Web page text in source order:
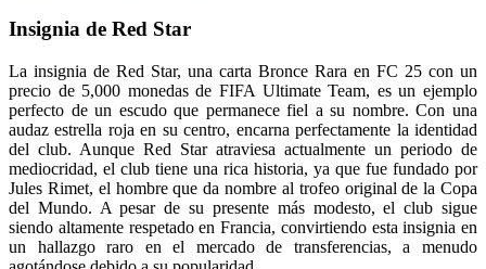
Insignia de Red Star
La insignia de Red Star, una carta Bronce Rara en FC 25 con un
precio de 5,000 monedas de FIFA Ultimate Team, es un ejemplo
perfecto de un escudo que permanece fiel a su nombre. Con una
audaz estrella roja en su centro, encarna perfectamente la identidad
del club. Aunque Red Star atraviesa actualmente un periodo de
mediocridad, el club tiene una rica historia, ya que fue fundado por
Jules Rimet, el hombre que da nombre al trofeo original de la Copa
del Mundo. A pesar de su presente más modesto, el club sigue
siendo altamente respetado en Francia, convirtiendo esta insignia en
un hallazgo raro en el mercado de transferencias, a menudo